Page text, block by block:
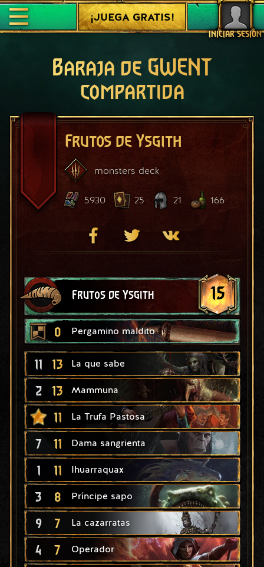
INICIAR SESIÓN
¡JUEGA GRATIS!
Baraja de GWENT
compartida
Frutos de Ysgith
monsters deck
5930 25 21 166
Frutos de Ysgith 15
0 Pergamino maldito
11 13 La que sabe
2 13 Mammuna
11 La Trufa Pastosa
7 11 Dama sangrienta
1 11 Ihuarraquax
3 8 Príncipe sapo
9 7 La cazarratas
4 7 Operador